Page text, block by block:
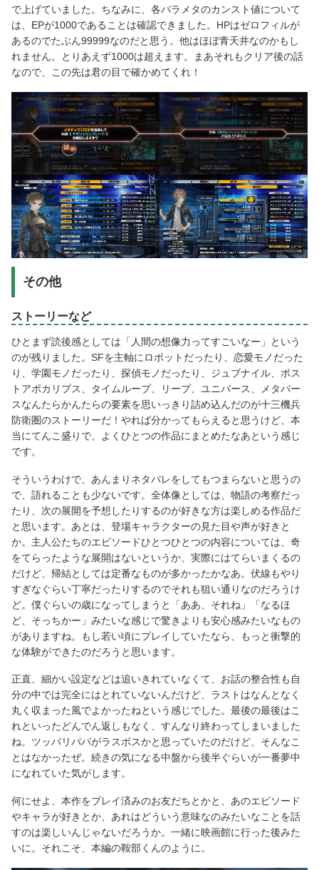
で上げていました。ちなみに、各パラメタのカンスト値について
は、EPが1000であることは確認できました。HPはゼロフィルが
あるのでたぶん99999なのだと思う。他はほぼ青天井なのかもし
れません。とりあえず1000は超えます。まあそれもクリア後の話
なので、この先は君の目で確かめてくれ！
その他
ストーリーなど
ひとまず読後感としては「人間の想像力ってすごいなー」という
のが残りました。SFを主軸にロボットだったり、恋愛モノだった
り、学園モノだったり、探偵モノだったり、ジュブナイル、ポス
トアポカリプス、タイムループ、リープ、ユニバース、メタバー
スなんたらかんたらの要素を思いっきり詰め込んだのが十三機兵
防衛圏のストーリーだ！やれば分かってもらえると思うけど、本
当にてんこ盛りで、よくひとつの作品にまとめたなあという感じ
です。
そういうわけで、あんまりネタバレをしてもつまらないと思うの
で、語れることも少ないです。全体像としては、物語の考察だっ
たり、次の展開を予想したりするのが好きな方は楽しめる作品だ
と思います。あとは、登場キャラクターの見た目や声が好きと
か。主人公たちのエピソードひとつひとつの内容については、奇
をてらったような展開はないというか、実際にはてらいまくるの
だけど、帰結としては定番なものが多かったかなあ。伏線もやり
すぎなぐらい丁寧だったりするのでそれも狙い通りなのだろうけ
ど。僕ぐらいの歳になってしまうと「ああ、それね」「なるほ
ど、そっちかー」みたいな感じで驚きよりも安心感みたいなもの
がありますね。もし若い頃にプレイしていたなら、もっと衝撃的
な体験ができたのだろうと思います。
正直、細かい設定などは追いきれていなくて、お話の整合性も自
分の中では完全にはとれていないんだけど、ラストはなんとなく
丸く収まった風でよかったねという感じでした。最後の最後はこ
れといったどんでん返しもなく、すんなり終わってしまいました
ね。ツッパリパパがラスボスかと思っていたのだけど、そんなこ
とはなかったぜ。続きの気になる中盤から後半ぐらいが一番夢中
になれていた気がします。
何にせよ、本作をプレイ済みのお友だちとかと、あのエピソード
やキャラが好きとか、あれはどういう意味なのみたいなことを話
すのは楽しいんじゃないだろうか。一緒に映画館に行った後みた
いに。それこそ、本編の鞍部くんのように。